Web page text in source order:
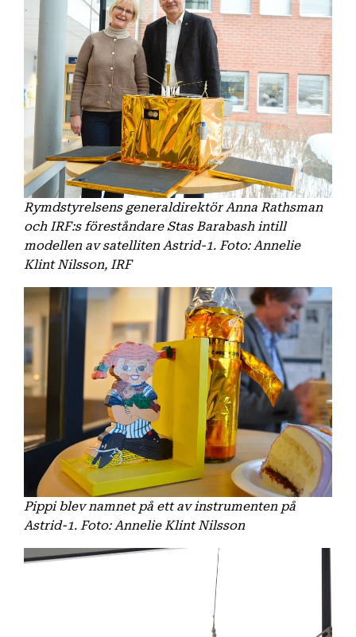
Rymdstyrelsens generaldirektör Anna Rathsman
och IRF:s föreståndare Stas Barabash intill
modellen av satelliten Astrid-1. Foto: Annelie
Klint Nilsson, IRF
Pippi blev namnet på ett av instrumenten på
Astrid-1. Foto: Annelie Klint Nilsson